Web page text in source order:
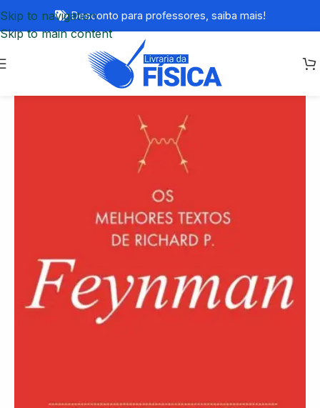
Skip to navigation
Skip to main content
Desconto para professores, saiba mais!